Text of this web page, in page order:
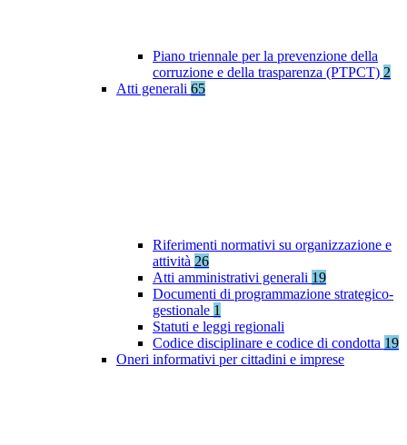
Piano triennale per la prevenzione della
corruzione e della trasparenza (PTPCT) 2
Atti generali 65
Riferimenti normativi su organizzazione e
attività 26
Atti amministrativi generali 19
Documenti di programmazione strategico-
gestionale 1
Statuti e leggi regionali
Codice disciplinare e codice di condotta 19
Oneri informativi per cittadini e imprese